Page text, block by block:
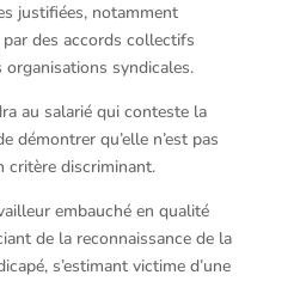
justifiées, notamment
des accords collectifs
syndicales.
au salarié qui conteste la
démontrer qu’elle n’est pas
critère discriminant.
embauché en qualité
de la reconnaissance de la
s’estimant victime d’une